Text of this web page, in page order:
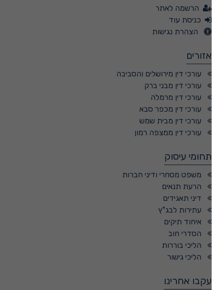
הרשמה לאתר
כניסת עוד
הצהרת נגישות
אזורים
עורכי דין מירושלים והסביבה
עורכי דין מבני ברק
עורכי דין מרמלה
עורכי דין מכפר סבא
עורכי דין מבית שמש
עורכי דין ממצפה רמון
תחומי עיסוק
משפט מסחרי ודיני חברות
הרעת תנאים
דיני תאגידים
עתירות לבג"ץ
איחוד תיקים
הסדרי חוב
הליכי בוררות
הליכי גישור
עקבו אחרינו